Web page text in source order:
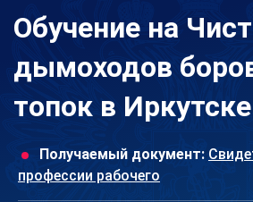
Обучение на
дымоходов
топок в Иркутске
Получаемый документ:
профессии рабочего